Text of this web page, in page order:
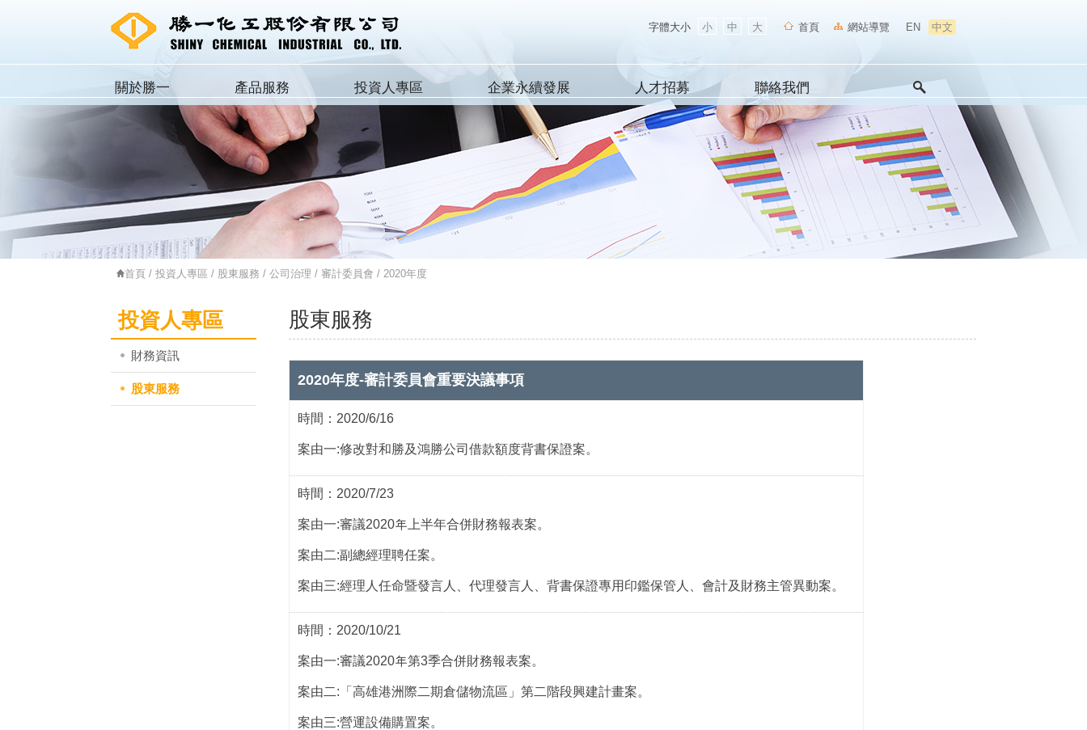
字體大小 小 中 大 首頁 網站導覽 EN 中文
關於勝一 產品服務 投資人專區 企業永續發展 人才招募 聯絡我們
首頁 / 投資人專區 / 股東服務 / 公司治理 / 審計委員會 / 2020年度
投資人專區
財務資訊
股東服務
股東服務
2020年度-審計委員會重要決議事項
時間：2020/6/16
案由一:修改對和勝及鴻勝公司借款額度背書保證案。
時間：2020/7/23
案由一:審議2020年上半年合併財務報表案。
案由二:副總經理聘任案。
案由三:經理人任命暨發言人、代理發言人、背書保證專用印鑑保管人、會計及財務主管異動案。
時間：2020/10/21
案由一:審議2020年第3季合併財務報表案。
案由二:「高雄港洲際二期倉儲物流區」第二階段興建計畫案。
案由三:營運設備購置案。